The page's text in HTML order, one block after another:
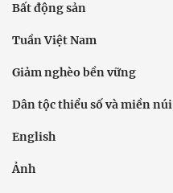
Bất động sản
Tuần Việt Nam
Giảm nghèo bền vững
Dân tộc thiểu số và miền núi
English
Ảnh